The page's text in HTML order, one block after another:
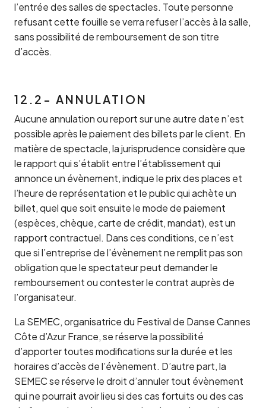
l’entrée des salles de spectacles. Toute personne
refusant cette fouille se verra refuser l’accès à la salle,
sans possibilité de remboursement de son titre
d’accès.
12.2- ANNULATION
Aucune annulation ou report sur une autre date n’est
possible après le paiement des billets par le client. En
matière de spectacle, la jurisprudence considère que
le rapport qui s’établit entre l’établissement qui
annonce un évènement, indique le prix des places et
l’heure de représentation et le public qui achète un
billet, quel que soit ensuite le mode de paiement
(espèces, chèque, carte de crédit, mandat), est un
rapport contractuel. Dans ces conditions, ce n’est
que si l’entreprise de l’évènement ne remplit pas son
obligation que le spectateur peut demander le
remboursement ou contester le contrat auprès de
l’organisateur.
La SEMEC, organisatrice du Festival de Danse Cannes
Côte d’Azur France, se réserve la possibilité
d’apporter toutes modifications sur la durée et les
horaires d’accès de l’évènement. D’autre part, la
SEMEC se réserve le droit d’annuler tout évènement
qui ne pourrait avoir lieu si des cas fortuits ou des cas